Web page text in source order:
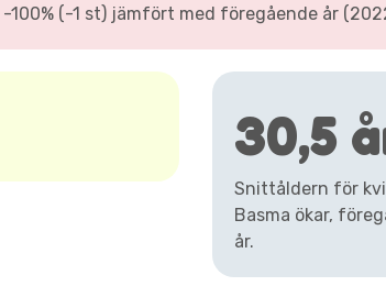
(-1 st) jämfört med föregående år
30,5
Snittåldern för
Basma ökar,
år.